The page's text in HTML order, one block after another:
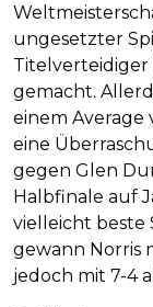
ungesetzter
Titelverteidiger
gemacht.
einem Average
eine
gegen Glen
Halbfinale auf
vielleicht beste
gewann Norris
jedoch mit 7-4